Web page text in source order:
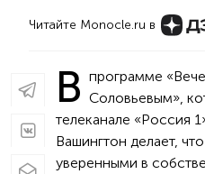
Читайте Monocle.ru в
В программе
Соловьевым»,
телеканале «Россия
Вашингтон делает,
уверенными в